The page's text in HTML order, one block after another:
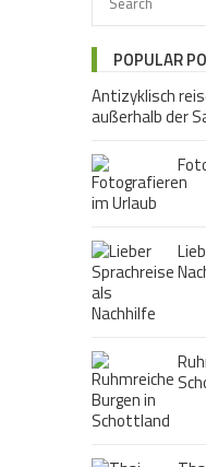
POPULAR
Antizyklisch
außerhalb der